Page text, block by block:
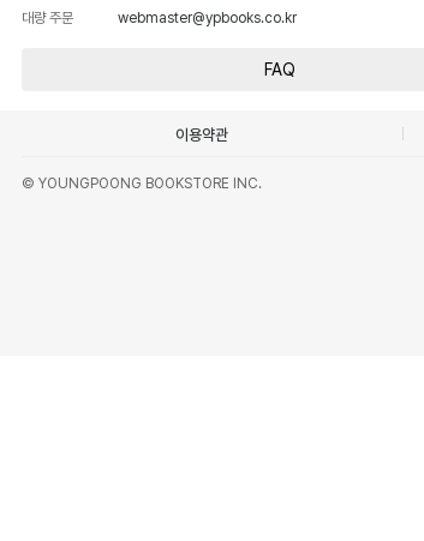
대량 주문
webmaster@ypbooks.co.kr
FAQ
이용약관
© YOUNGPOONG BOOKSTORE INC.